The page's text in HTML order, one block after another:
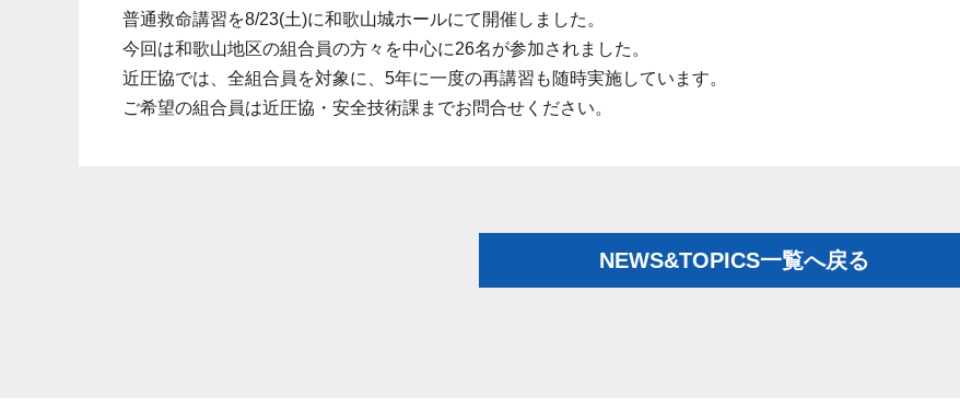
普通救命講習を8/23(土)に和歌山城ホールにて開催しました。
今回は和歌山地区の組合員の方々を中心に26名が参加されました。
近圧協では、全組合員を対象に、5年に一度の再講習も随時実施しています。
ご希望の組合員は近圧協・安全技術課までお問合せください。
NEWS&TOPICS一覧へ戻る